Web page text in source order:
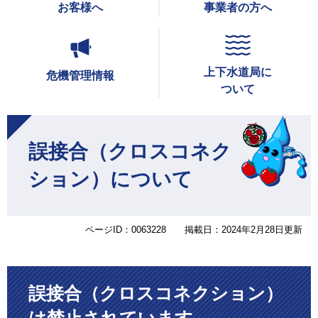
お客様へ 事業者の方へ
危機管理情報
上下水道局に
ついて
文
誤接合（クロスコネク
ション）について
ページID：0063228 掲載日：2024年2月28日更新
誤接合（クロスコネクション）